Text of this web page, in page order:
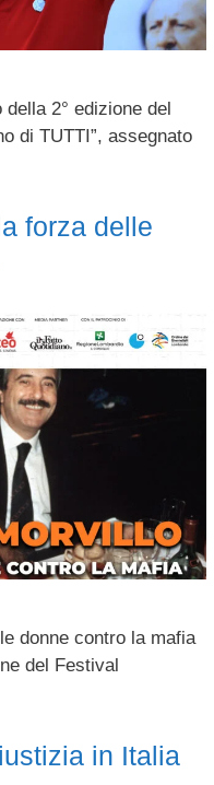
2° edizione del
di TUTTI”, assegnato
forza delle
donne contro la mafia
del Festival
in Italia